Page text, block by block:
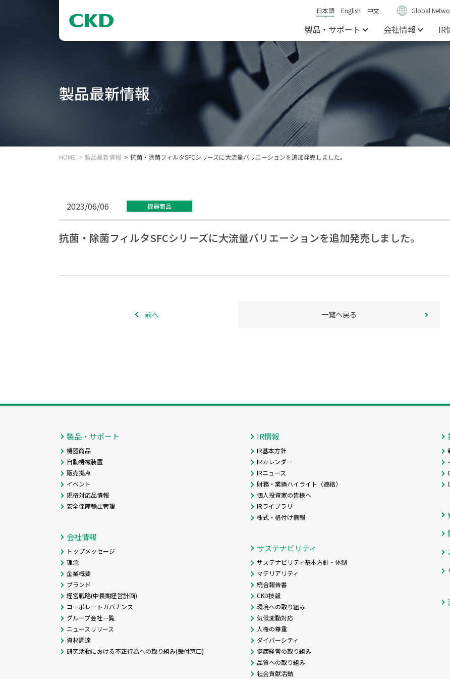
日本語 English 中文 Global
製品・サポート 会社情報 IR
製品最新情報
HOME 製品最新情報 抗菌・除菌フィルタSFCシリーズに大流量バリエーションを追加発売しました。
2023/06/06 機器商品
抗菌・除菌フィルタSFCシリーズに大流量バリエーションを追加発売しました。
前へ 一覧へ戻る
製品・サポート
機器商品
自動機械装置
販売拠点
イベント
規格対応品情報
安全保障輸出管理
会社情報
トップメッセージ
理念
企業概要
ブランド
経営戦略(中長期経営計画)
コーポレートガバナンス
グループ会社一覧
ニュースリリース
資材調達
研究活動における不正行為への取り組み(受付窓口)
IR情報
IR基本方針
IRカレンダー
IRニュース
財務・業績ハイライト（連結）
個人投資家の皆様へ
IRライブラリ
株式・格付け情報
サステナビリティ
サステナビリティ基本方針・体制
マテリアリティ
統合報告書
CKD技報
環境への取り組み
気候変動対応
人権の尊重
ダイバーシティ
健康経営の取り組み
品質への取り組み
社会貢献活動